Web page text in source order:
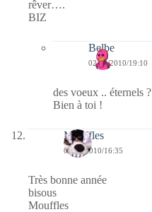
rêver….
BIZ
Belbe
02/01/2010/19:10
des voeux .. éternels ?
Bien à toi !
Mouffles
02/01/2010/16:35
Très bonne année
bisous
Mouffles